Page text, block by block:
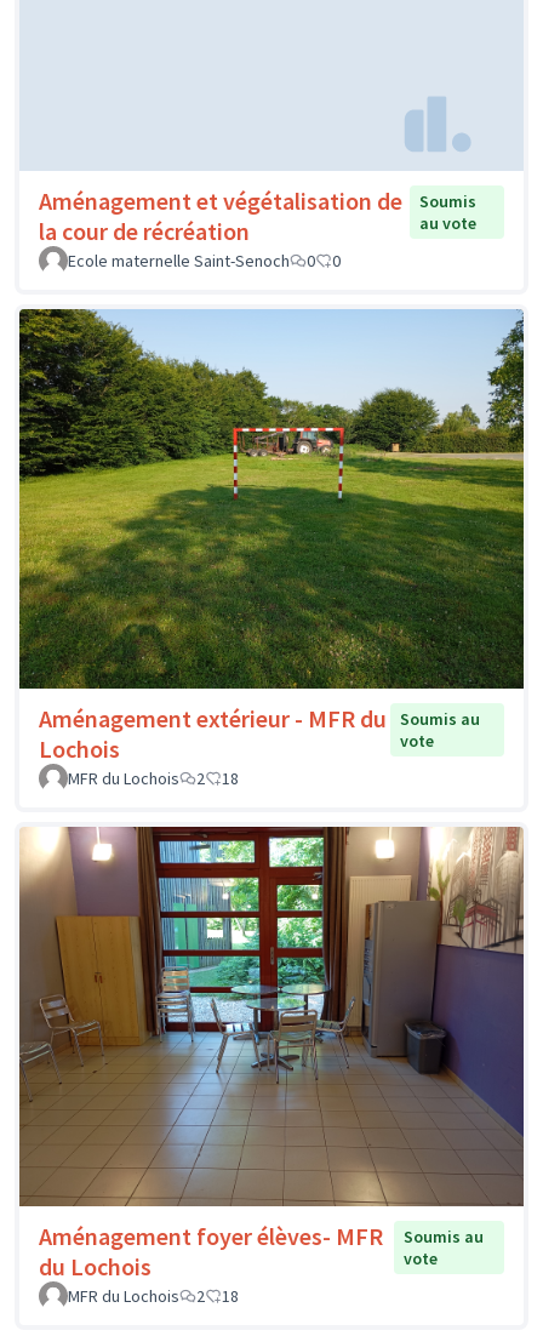
Aménagement et végétalisation de
la cour de récréation
Soumis
au vote
Ecole maternelle Saint-Senoch
0 0
Aménagement extérieur - MFR du
Lochois
Soumis au
vote
MFR du Lochois
2 18
Aménagement foyer élèves- MFR
du Lochois
Soumis au
vote
MFR du Lochois
2 18